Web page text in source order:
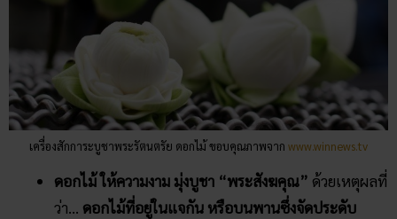
เครื่องสักการะบูชาพระรัตนตรัย ดอกไม้ ขอบคุณภาพจาก www.winnews.tv
ดอกไม้ ให้ความงาม มุ่งบูชา “พระสังฆคุณ” ด้วยเหตุผลที่
ว่า… ดอกไม้ที่อยู่ในแจกัน หรือบนพานซึ่งจัดประดับ